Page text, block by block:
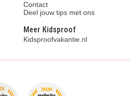
Contact
Deel jouw tips met ons
Meer Kidsproof
Kidsproofvakantie.nl